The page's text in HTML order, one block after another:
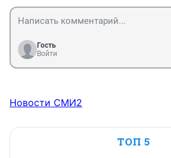
Гость
Войти
Новости СМИ2
ТОП 5